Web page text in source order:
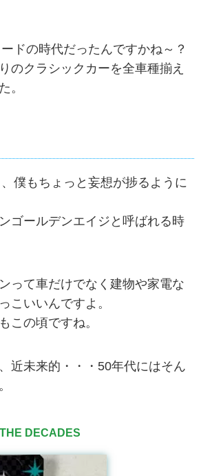
ドの時代だったんですかね～？
のクラシックカーを全車種揃え
。
僕もちょっと妄想が捗るように
ゴールデンエイジと呼ばれる時
って車だけでなく建物や家電な
こいいんですよ。
この頃ですね。
近未来的・・・50年代にはそん
DECADES